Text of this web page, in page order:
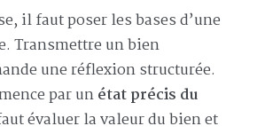
il faut poser les bases d’une
Transmettre un bien
une réflexion structurée.
par unétat précis du
évaluer la valeur du bien et